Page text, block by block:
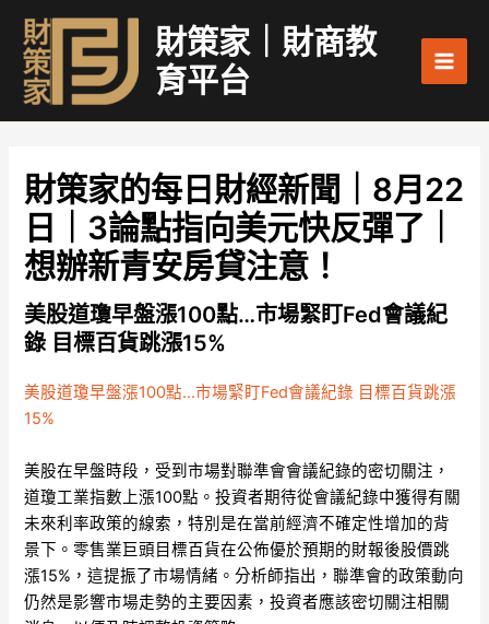
內
財策家｜財商教
育平台
財策家的每日財經新聞｜8月22
日｜3論點指向美元快反彈了｜
想辦新青安房貸注意！
美股道瓊早盤漲100點…市場緊盯Fed會議紀
錄 目標百貨跳漲15%
美股道瓊早盤漲100點…市場緊盯Fed會議紀錄 目標百貨跳漲
15%
美股在早盤時段，受到市場對聯準會會議紀錄的密切關注，
道瓊工業指數上漲100點。投資者期待從會議紀錄中獲得有關
未來利率政策的線索，特別是在當前經濟不確定性增加的背
景下。零售業巨頭目標百貨在公佈優於預期的財報後股價跳
漲15%，這提振了市場情緒。分析師指出，聯準會的政策動向
仍然是影響市場走勢的主要因素，投資者應該密切關注相關